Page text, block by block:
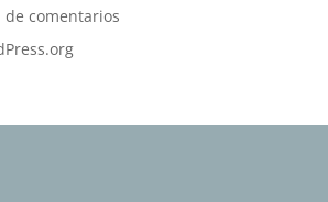
de comentarios